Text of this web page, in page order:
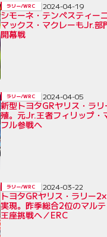
シモーネ・テンペスティー
マックス・マクレーもJr.部
開幕戦
ラリー/WRC 2024-04-19
新型トヨタGRヤリス・ラ
殖。元Jr.王者フィリップ・
フル参戦へ
ラリー/WRC 2024-04-05
トヨタGRヤリス・ラリー
実現。昨季総合2位のマル
王座挑戦へ／ERC
ラリー/WRC 2024-03-22